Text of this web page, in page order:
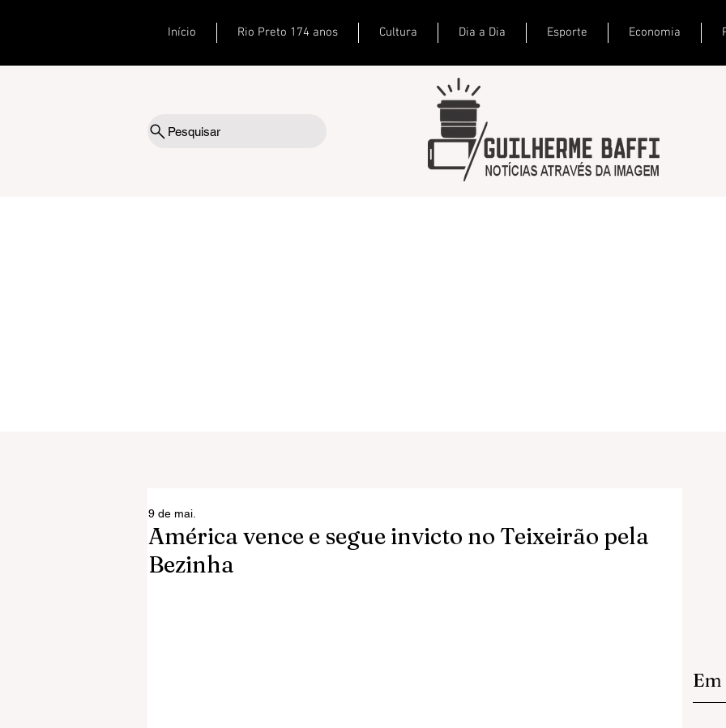
Início Rio Preto 174 anos Cultura Dia a Dia Esporte Economia
Pesquisar
América vence e segue invicto no Teixeirão pela
Bezinha
9 de mai.
Em